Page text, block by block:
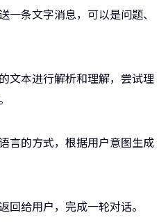
条文字消息，可以是问题、
文本进行解析和理解，尝试理
言的方式，根据用户意图生成
给用户，完成一轮对话。